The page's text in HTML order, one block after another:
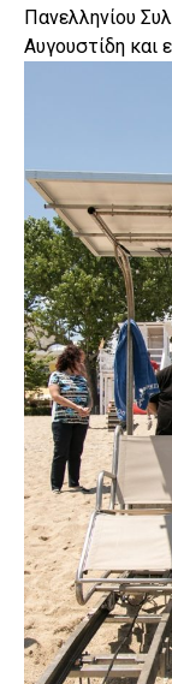
Πανελληνίου
Αυγουστίδη